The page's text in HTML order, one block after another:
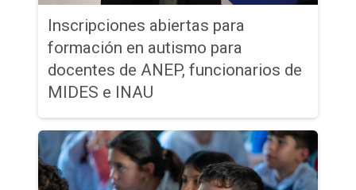
Inscripciones abiertas para
formación en autismo para
docentes de ANEP, funcionarios de
MIDES e INAU